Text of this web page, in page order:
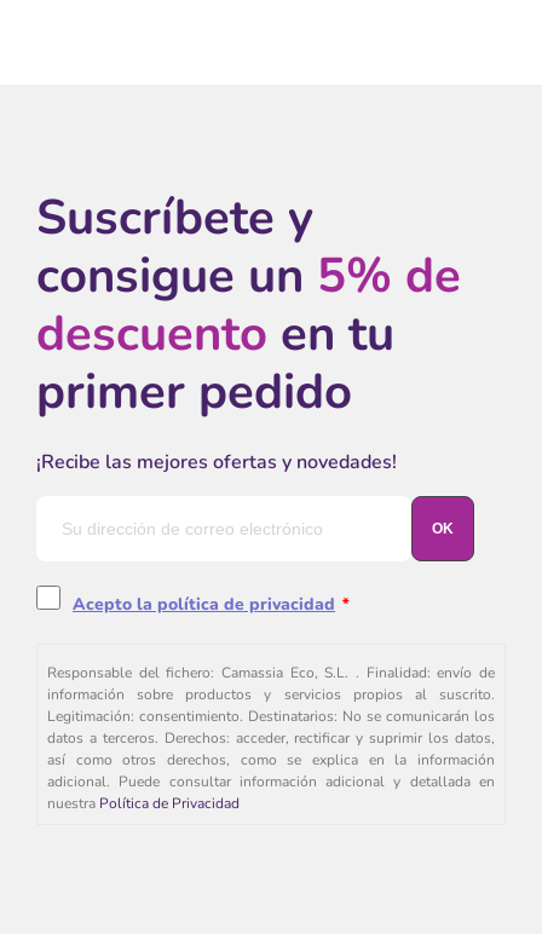
Suscríbete y
consigue un 5% de
descuento en tu
primer pedido
¡Recibe las mejores ofertas y novedades!
Acepto la política de privacidad *
Responsable del fichero: Camassia Eco, S.L. . Finalidad: envío de
información sobre productos y servicios propios al suscrito.
Legitimación: consentimiento. Destinatarios: No se comunicarán los
datos a terceros. Derechos: acceder, rectificar y suprimir los datos,
así como otros derechos, como se explica en la información
adicional. Puede consultar información adicional y detallada en
nuestra Política de Privacidad